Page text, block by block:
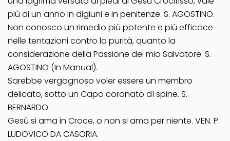
più di un anno in digiuni e in penitenze. S. AGOSTINO.
Non conosco un rimedio più potente e più efficace
nelle tentazioni contro la purità, quanto la
considerazione della Passione del mio Salvatore. S.
AGOSTINO (In Manual).
Sarebbe vergognoso voler essere un membro
delicato, sotto un Capo coronato dì spine. S.
BERNARDO.
Gesù si ama in Croce, o non si ama per niente. VEN. P.
LUDOVICO DA CASORIA.